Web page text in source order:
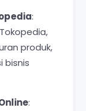
:
produk,
bisnis
: